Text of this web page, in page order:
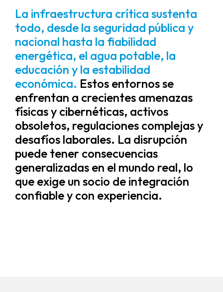
La infraestructura crítica sustenta
todo, desde la seguridad pública y
nacional hasta la fiabilidad
energética, el agua potable, la
educación y la estabilidad
económica. Estos entornos se
enfrentan a crecientes amenazas
físicas y cibernéticas, activos
obsoletos, regulaciones complejas y
desafíos laborales. La disrupción
puede tener consecuencias
generalizadas en el mundo real, lo
que exige un socio de integración
confiable y con experiencia.